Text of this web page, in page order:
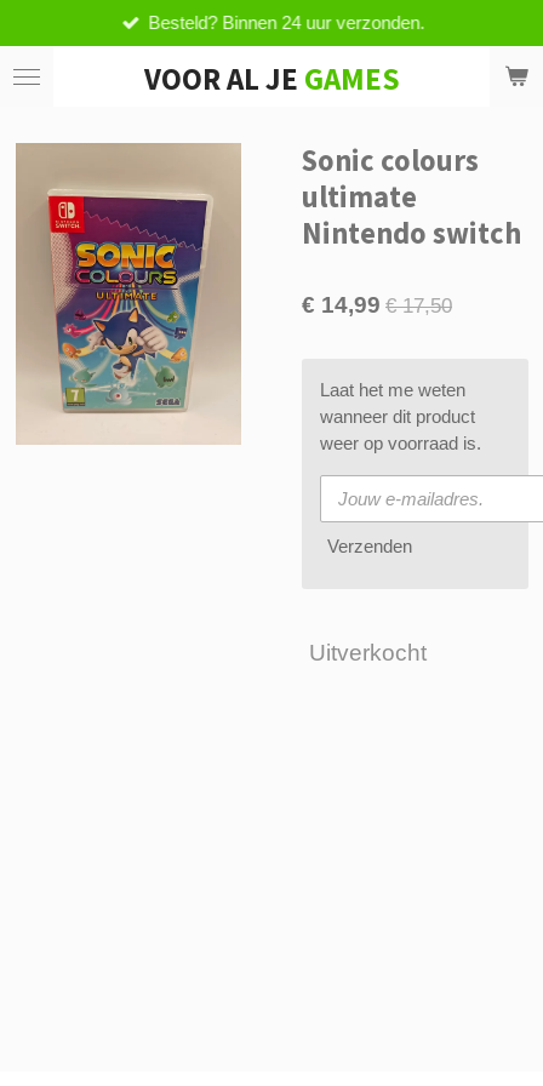
direct
naar
VOOR AL JE GAMES
Besteld? Binnen 24 uur verzonden.
Sonic colours
ultimate
Nintendo switch
€ 14,99 € 17,50
Laat het me weten
wanneer dit product
weer op voorraad is.
Verzenden
Uitverkocht